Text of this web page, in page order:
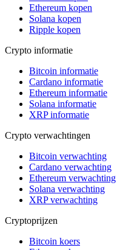
Ethereum kopen
Solana kopen
Ripple kopen
Crypto informatie
Bitcoin informatie
Cardano informatie
Ethereum informatie
Solana informatie
XRP informatie
Crypto verwachtingen
Bitcoin verwachting
Cardano verwachting
Ethereum verwachting
Solana verwachting
XRP verwachting
Cryptoprijzen
Bitcoin koers